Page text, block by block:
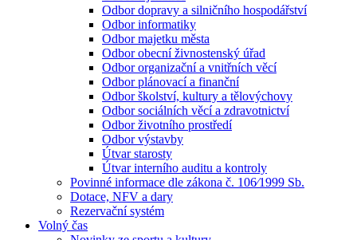
Odbor dopravy a silničního hospodářství
Odbor informatiky
Odbor majetku města
Odbor obecní živnostenský úřad
Odbor organizační a vnitřních věcí
Odbor plánovací a finanční
Odbor školství, kultury a tělovýchovy
Odbor sociálních věcí a zdravotnictví
Odbor životního prostředí
Odbor výstavby
Útvar starosty
Útvar interního auditu a kontroly
Povinné informace dle zákona č. 106⁄1999 Sb.
Dotace, NFV a dary
Rezervační systém
Volný čas